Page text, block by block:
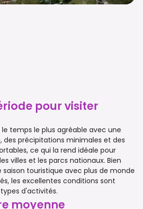
pour visiter
temps le plus agréable avec une
des précipitations minimales et des
ce qui la rend idéale pour
villes et les parcs nationaux. Bien
touristique avec plus de monde
les excellentes conditions sont
d'activités.
moyenne